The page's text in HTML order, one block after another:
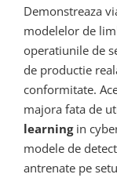
Demonstreaza
modelelor de
operatiunile de
de productie
conformitate.
majora fata de
learningin
modele de
antrenate pe